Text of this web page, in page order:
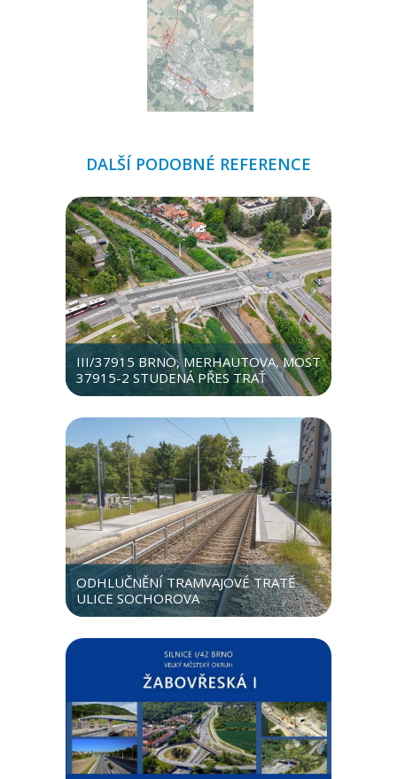
DALŠÍ PODOBNÉ REFERENCE
III/37915 BRNO, MERHAUTOVA, MOST
37915-2 STUDENÁ PŘES TRAŤ
ODHLUČNĚNÍ TRAMVAJOVÉ TRATĚ
ULICE SOCHOROVA